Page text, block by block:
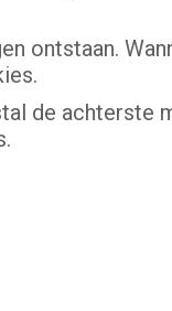
ontstaan.
de achterste